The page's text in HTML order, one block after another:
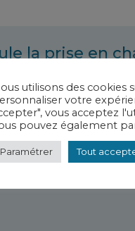
la prise en
est la
récupérer les
utilisons des cookies
votre
vous acceptez
pouvez également
Paramétrer Tout